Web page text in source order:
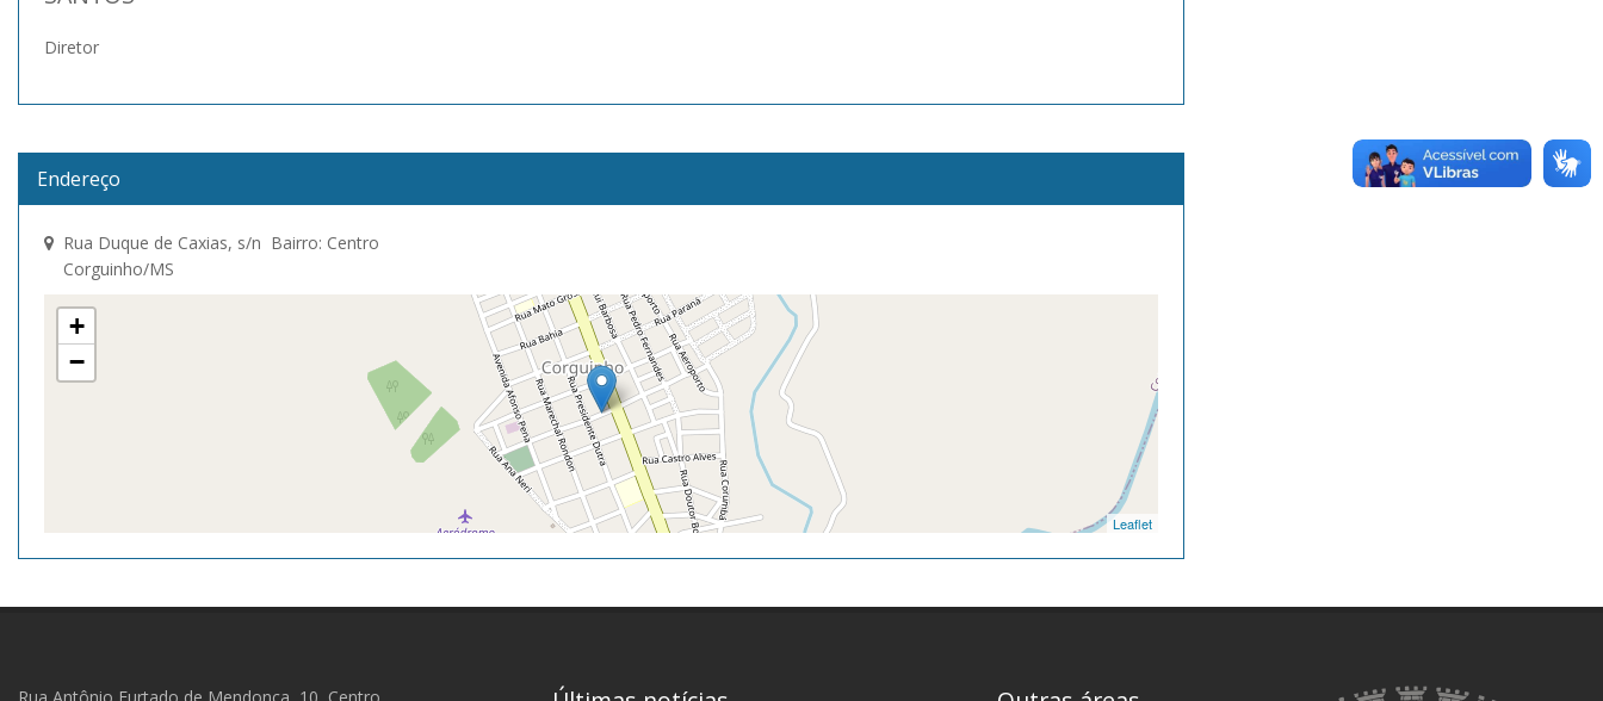
Diretor
Endereço
Rua Duque de Caxias, s/n Bairro: Centro
Corguinho/MS
+
−
Leaflet